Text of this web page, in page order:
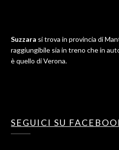
Suzzara si trova in provincia di
raggiungibile sia in treno che in
è quello di Verona.
SEGUICI SU